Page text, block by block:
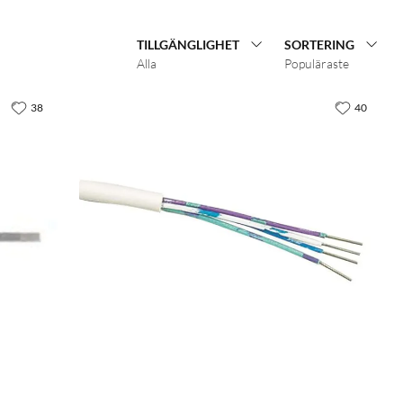
TILLGÄNGLIGHET
Alla
SORTERING
Populäraste
38 40